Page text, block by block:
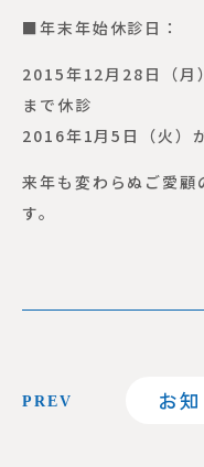
■年末年始休診日：
2015年12月28日（月
まで休診
2016年1月5日（火）
来年も変わらぬご愛顧
す。
PREV お